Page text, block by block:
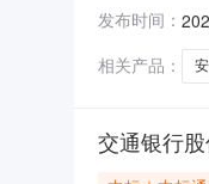
发布时间：
相关产品：
交通银行